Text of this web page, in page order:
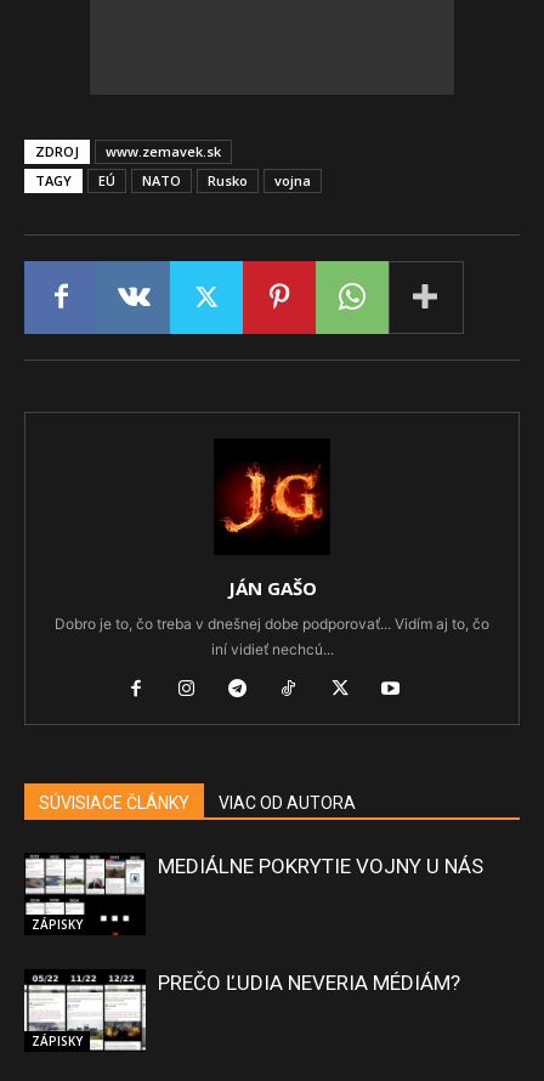
ZDROJ
www.zemavek.sk
TAGY
EÚ NATO Rusko vojna
JÁN GAŠO
Dobro je to, čo treba v dnešnej dobe podporovať... Vidím aj to, čo
iní vidieť nechcú...
SÚVISIACE ČLÁNKY VIAC OD AUTORA
ZÁPISKY
MEDIÁLNE POKRYTIE VOJNY U NÁS
ZÁPISKY
PREČO ĽUDIA NEVERIA MÉDIÁM?